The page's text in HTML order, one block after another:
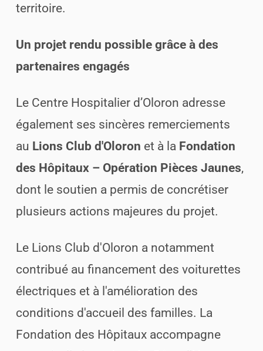
territoire.
Un projet rendu possible grâce à des
partenaires engagés
Le Centre Hospitalier d’Oloron adresse
également ses sincères remerciements
au Lions Club d'Oloron et à la Fondation
des Hôpitaux – Opération Pièces Jaunes,
dont le soutien a permis de concrétiser
plusieurs actions majeures du projet.
Le Lions Club d'Oloron a notamment
contribué au financement des voiturettes
électriques et à l'amélioration des
conditions d'accueil des familles. La
Fondation des Hôpitaux accompagne